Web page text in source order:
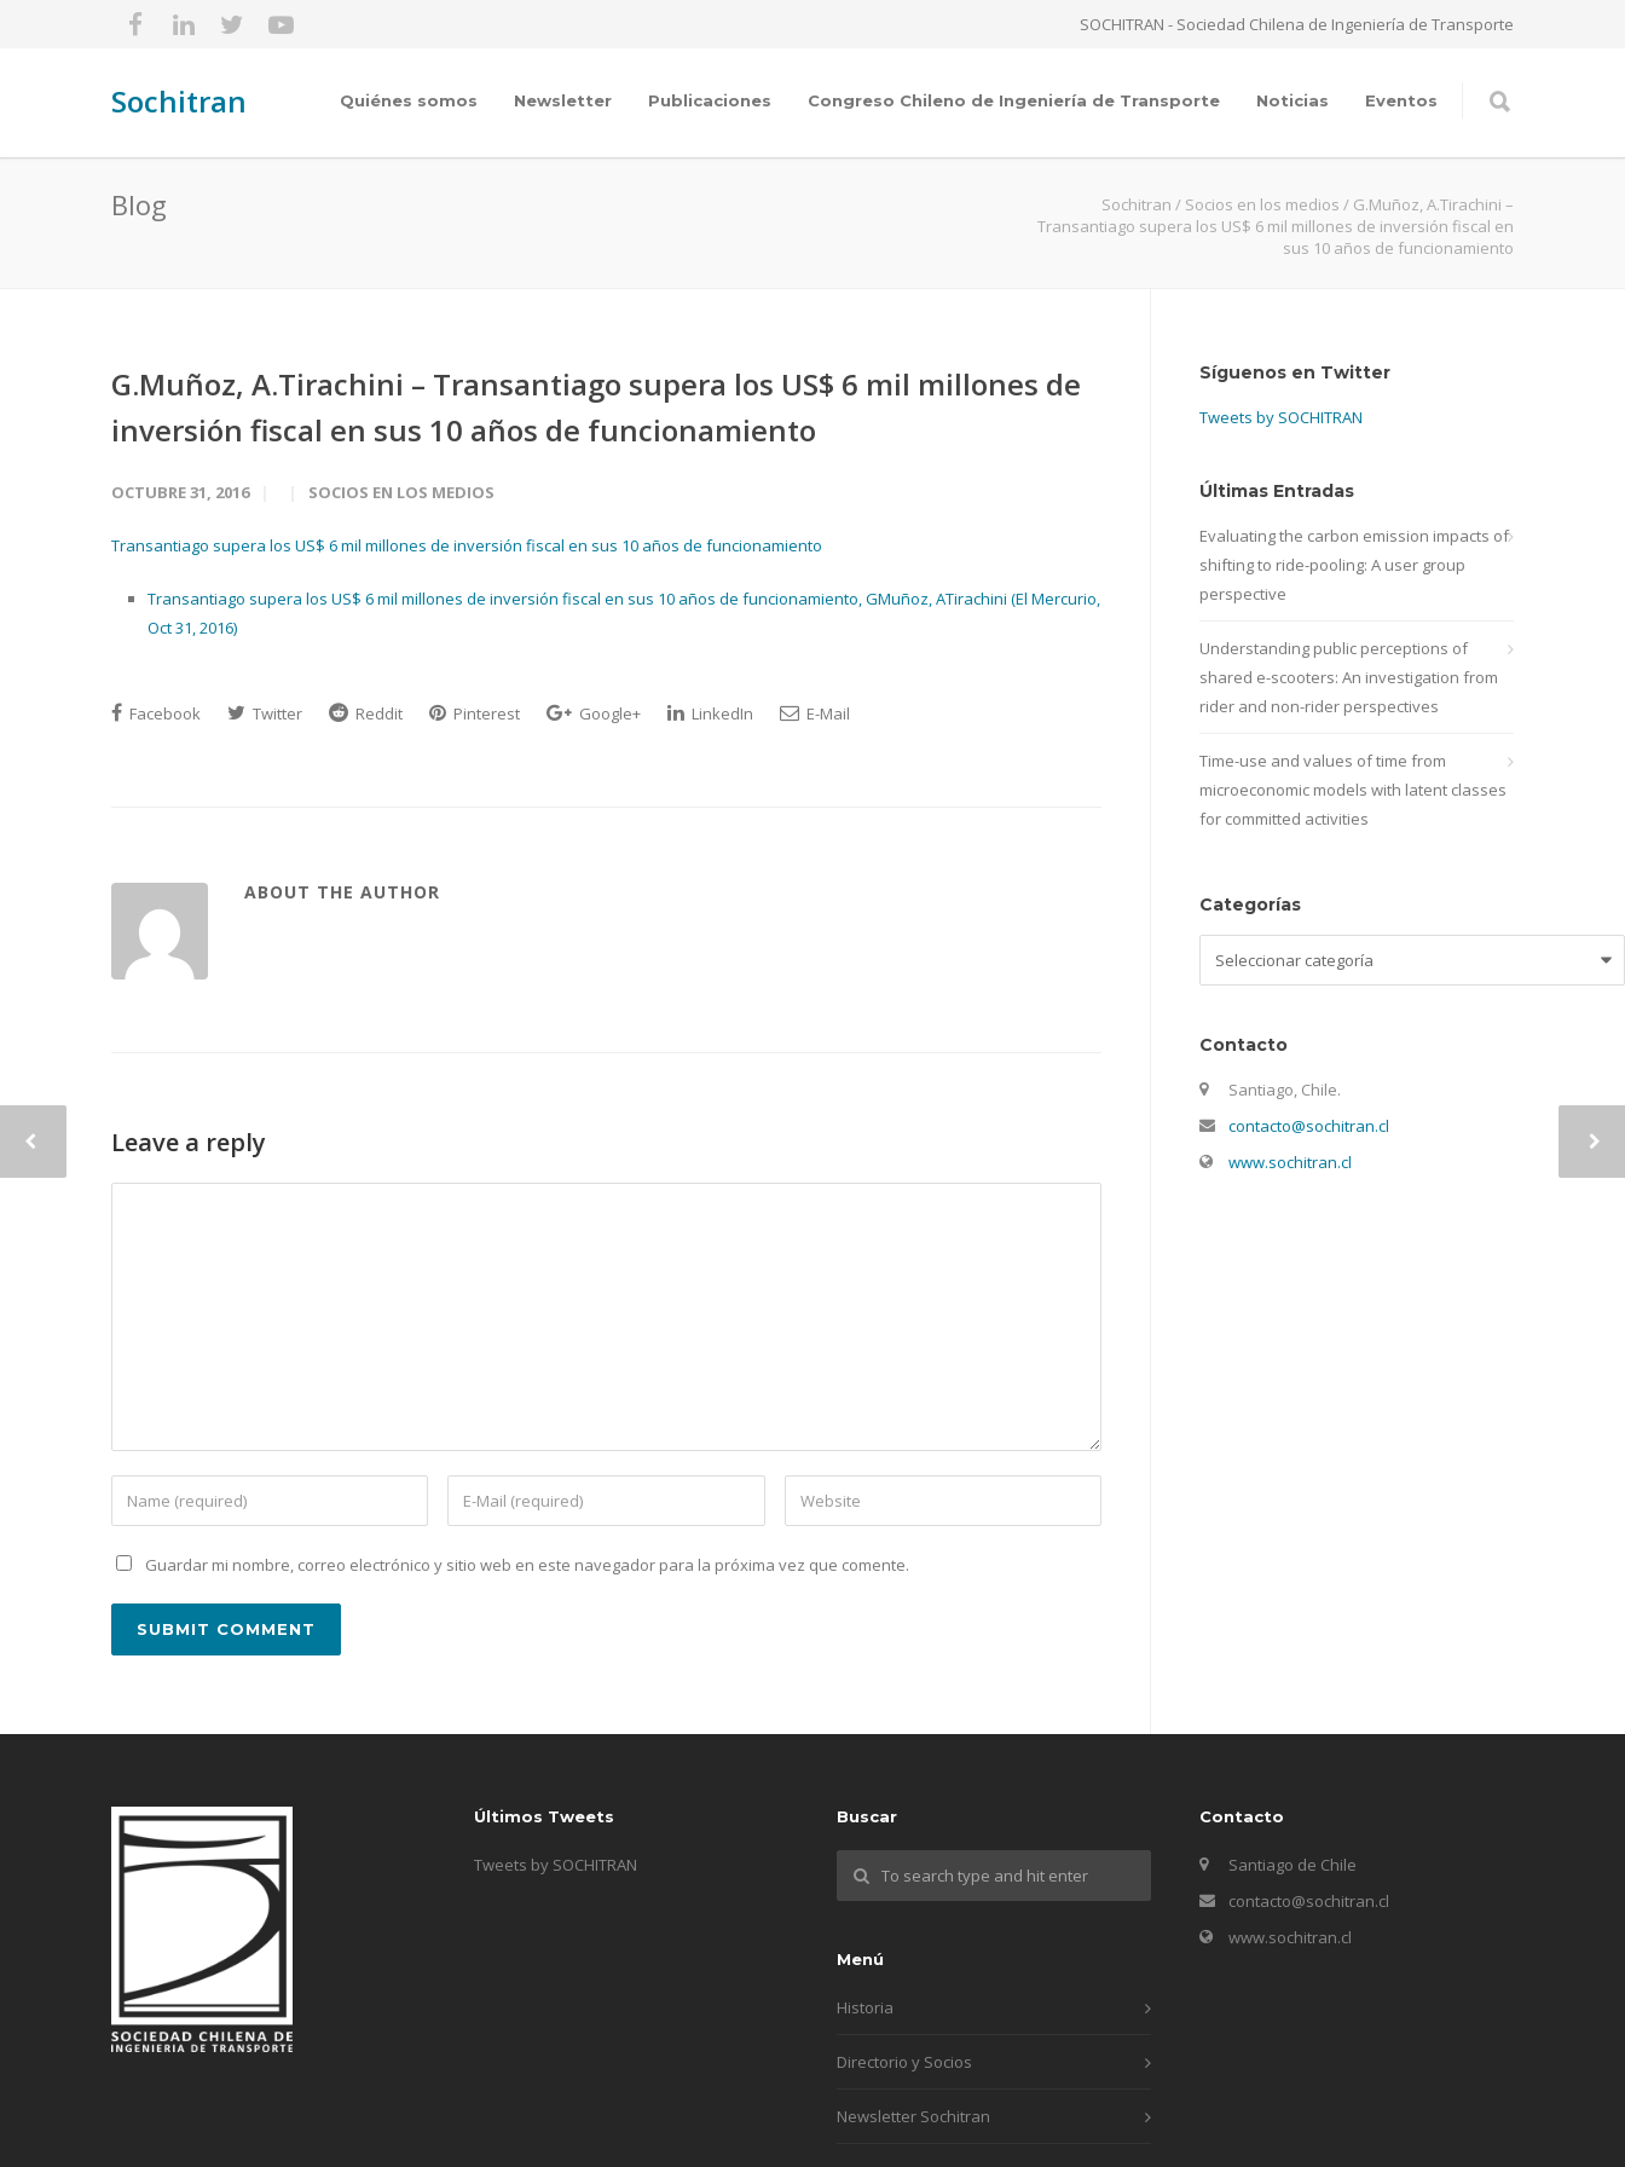
SOCHITRAN - Sociedad Chilena de Ingeniería de Transporte
Sochitran Quiénes somos Newsletter Publicaciones Congreso Chileno de Ingeniería de Transporte Noticias Eventos
Blog Sochitran / Socios en los medios / G.Muñoz, A.Tirachini –
Transantiago supera los US$ 6 mil millones de inversión fiscal en
sus 10 años de funcionamiento
G.Muñoz, A.Tirachini – Transantiago supera los US$ 6 mil millones de
inversión fiscal en sus 10 años de funcionamiento
OCTUBRE 31, 2016 SOCIOS EN LOS MEDIOS
Transantiago supera los US$ 6 mil millones de inversión fiscal en sus 10 años de funcionamiento
Transantiago supera los US$ 6 mil millones de inversión fiscal en sus 10 años de funcionamiento, GMuñoz, ATirachini (El Mercurio,
Oct 31, 2016)
Facebook Twitter Reddit Pinterest Google+ LinkedIn E-Mail
ABOUT THE AUTHOR
Leave a reply
Guardar mi nombre, correo electrónico y sitio web en este navegador para la próxima vez que comente.
Síguenos en Twitter
Tweets by SOCHITRAN
Últimas Entradas
Evaluating the carbon emission impacts of
shifting to ride-pooling: A user group
perspective
Understanding public perceptions of
shared e-scooters: An investigation from
rider and non-rider perspectives
Time-use and values of time from
microeconomic models with latent classes
for committed activities
Categorías
Contacto
Santiago, Chile.
contacto@sochitran.cl
www.sochitran.cl
Últimos Tweets
Tweets by SOCHITRAN
Buscar
Menú
Historia
Directorio y Socios
Newsletter Sochitran
Contacto
Santiago de Chile
contacto@sochitran.cl
www.sochitran.cl